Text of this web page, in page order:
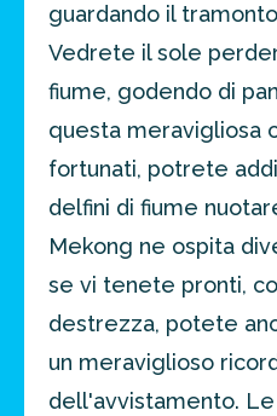
guardando il
Vedrete il sole
fiume, godendo di
questa meravigliosa
fortunati, potrete
delfini di fiume
Mekong ne ospita
se vi tenete pronti,
destrezza, potete
un meraviglioso
dell'avvistamento. Le